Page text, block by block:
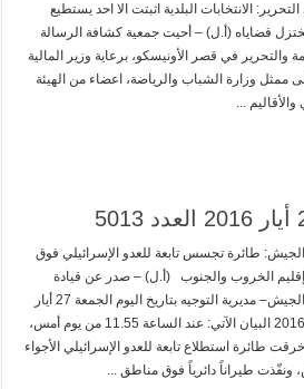
الانتخابات البلدية اثبتت الا احد يستطيع
قضاياه (أ.ل) – أحيت جمعية كشافة الرسالة
والتحرير في قصر الأونيسكو، برعاية وزير المالية
وزارة الشباب والرياضة، اعضاء من الهيئة
...
الجيش: طائرة تجسس تابعة للعدو الإسرائيلي فوق
إقليم الخروب والجنوب (أ.ل) – صدر عن قيادة
الجيش– مديرية التوجيه بتاريخ اليوم الجمعة 27 أيار
2016 البيان الآتي: عند الساعة 11.55 من يوم أمس،
خرقت طائرة استطلاع تابعة للعدو الإسرائيلي الأجواء
ونفّذت طيراناً دائرياً فوق مناطق ...